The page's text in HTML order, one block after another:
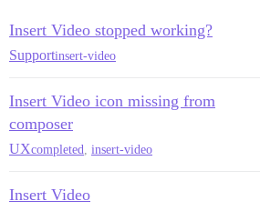
Insert Video stopped working?
Supportinsert-video
Insert Video icon missing from
composer
UXcompleted insert-video
Insert Video